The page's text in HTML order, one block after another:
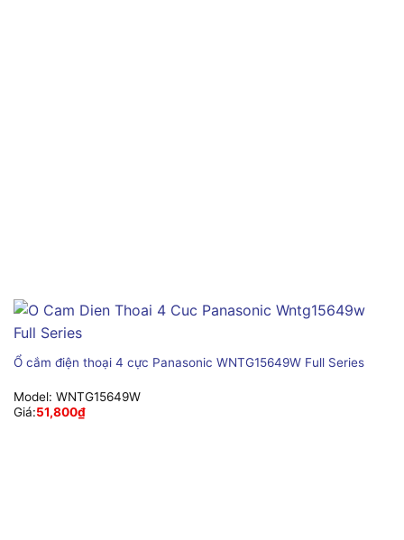
Ổ cắm điện thoại 4 cực Panasonic WNTG15649W Full Series
Model: WNTG15649W
Giá:51,800₫